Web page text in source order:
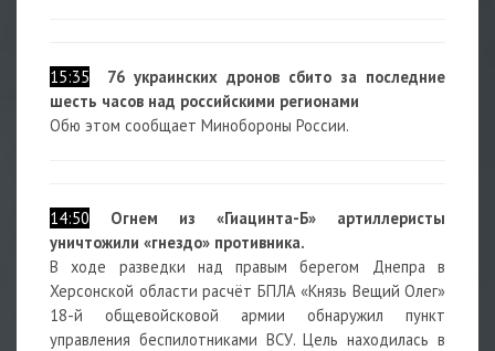
15:35
76 украинских дронов сбито за последние
шесть часов над российскими регионами
Обю этом сообщает Минобороны России.
14:50
Огнем из «Гиацинта-Б» артиллеристы
уничтожили «гнездо» противника.
В ходе разведки над правым берегом Днепра в
Херсонской области расчёт БПЛА «Князь Вещий Олег»
18-й общевойсковой армии обнаружил пункт
управления беспилотниками ВСУ. Цель находилась в